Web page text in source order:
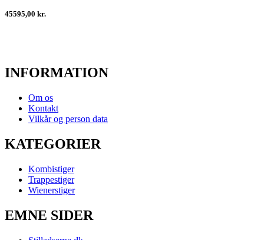
45595,00 kr.
INFORMATION
Om os
Kontakt
Vilkår og person data
KATEGORIER
Kombistiger
Trappestiger
Wienerstiger
EMNE SIDER